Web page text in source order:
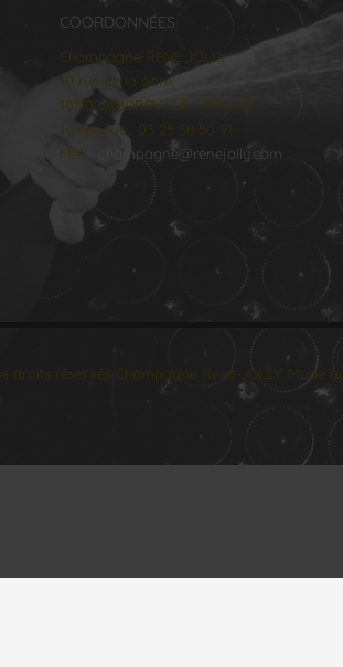
COORDONNÉES
Champagne RENE JOLLY
10 rue de la gare
10110 LANDREVILLE - FRANCE
Téléphone : 03 25 38 50 91
Mail :
champagne@renejolly.com
droits réservés Champagne René JOLLY. Made by